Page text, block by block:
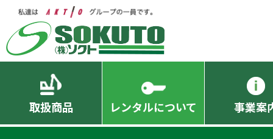
取扱商品 レンタルについて 事業案